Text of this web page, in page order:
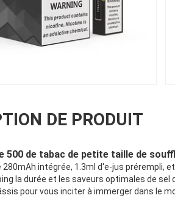
DE PRODUIT
500 de tabac de petite taille de
intégrée, 1.3ml d'e-jus prérempli,
la durée et les saveurs optimales de sel
pour vous inciter à immerger dans le